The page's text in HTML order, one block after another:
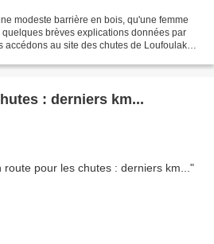
modeste barrière en bois, qu'une femme
brèves explications données par
accédons au site des chutes de Loufoulakari.
: derniers km...